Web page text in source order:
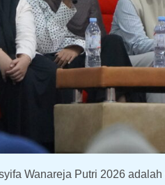
Wanareja Putri 2026